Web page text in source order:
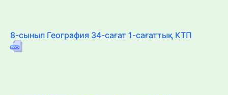
8-сынып География 34-сағат 1-сағаттық КТП